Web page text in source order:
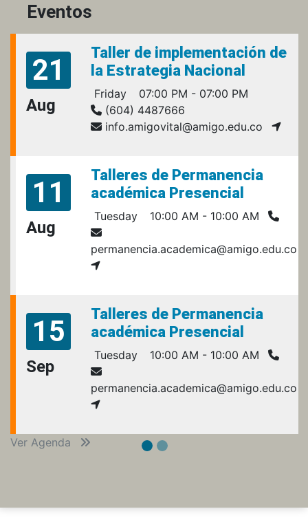
Eventos
21
Aug
Taller de implementación de
la Estrategia Nacional
Friday
07:00 PM - 07:00 PM
(604) 4487666
info.amigovital@amigo.edu.co
11
Aug
Talleres de Permanencia
académica Presencial
Tuesday 10:00 AM - 10:00 AM
permanencia.academica@amigo.edu.co
15
Sep
Talleres de Permanencia
académica Presencial
Tuesday 10:00 AM - 10:00 AM
permanencia.academica@amigo.edu.co
Ver Agenda